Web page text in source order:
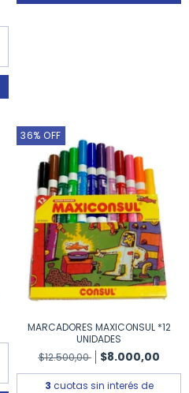
36% OFF
MARCADORES MAXICONSUL *12
UNIDADES
$12.500,00
$8.000,00
3 cuotas sin interés de